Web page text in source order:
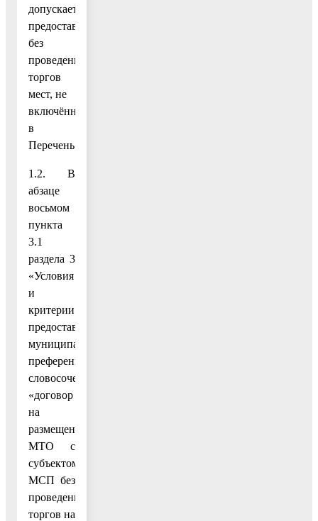
допускается
предоставление
без
проведения
торгов
мест, не
включённых
в
Перечень.»;
1.2. В
абзаце
восьмом
пункта
3.1
раздела 3
«Условия
и
критерии
предоставления
муниципальной
преференции»
словосочетание
«договор
на
размещение
МТО с
субъектом
МСП без
проведения
торгов на